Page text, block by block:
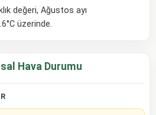
değeri, Ağustos ayı
üzerinde.
Hava Durumu